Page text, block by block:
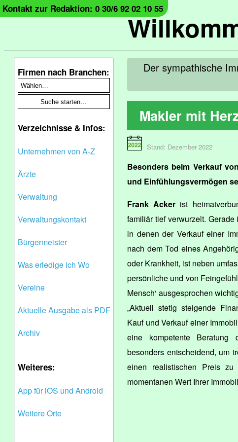
Kontakt zur Redaktion: 0 30/6 92 02 10 55
Firmen nach Branchen:
Verzeichnisse & Infos:
Unternehmen von A-Z
Ärzte
Verwaltung
Verwaltungskontakt
Bürgermeister
Was erledige ich Wo
Vereine
Aktuelle Ausgabe als PDF
Archiv
Weiteres:
App für iOS und Android
Weitere Orte
Der sympathische
Makler mit
Stand: Dezember 2022
Besonders beim Verkauf
und Einfühlungsvermögen
Frank Acker ist
familiär tief verwurzelt.
in denen der Verkauf einer
nach dem Tod eines
oder Krankheit, ist neben
persönliche und von
Mensch‘ ausgesprochen
„Aktuell stetig steigende
Kauf und Verkauf einer
eine kompetente Beratung
besonders entscheidend, um
einen realistischen Preis
momentanen Wert Ihrer